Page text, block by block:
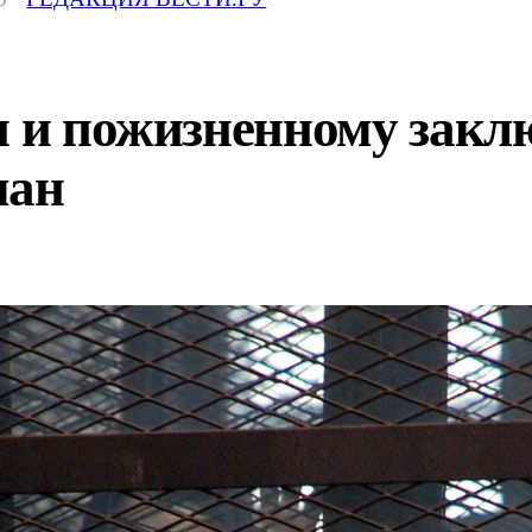
и пожизненному